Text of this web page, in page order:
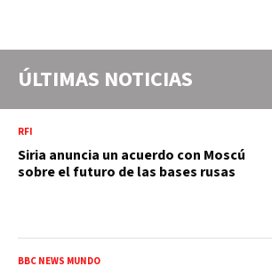
ÚLTIMAS NOTICIAS
RFI
Siria anuncia un acuerdo con Moscú
sobre el futuro de las bases rusas
BBC NEWS MUNDO